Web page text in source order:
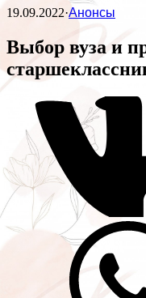
19.09.2022·Анонсы
Выбор вуза и